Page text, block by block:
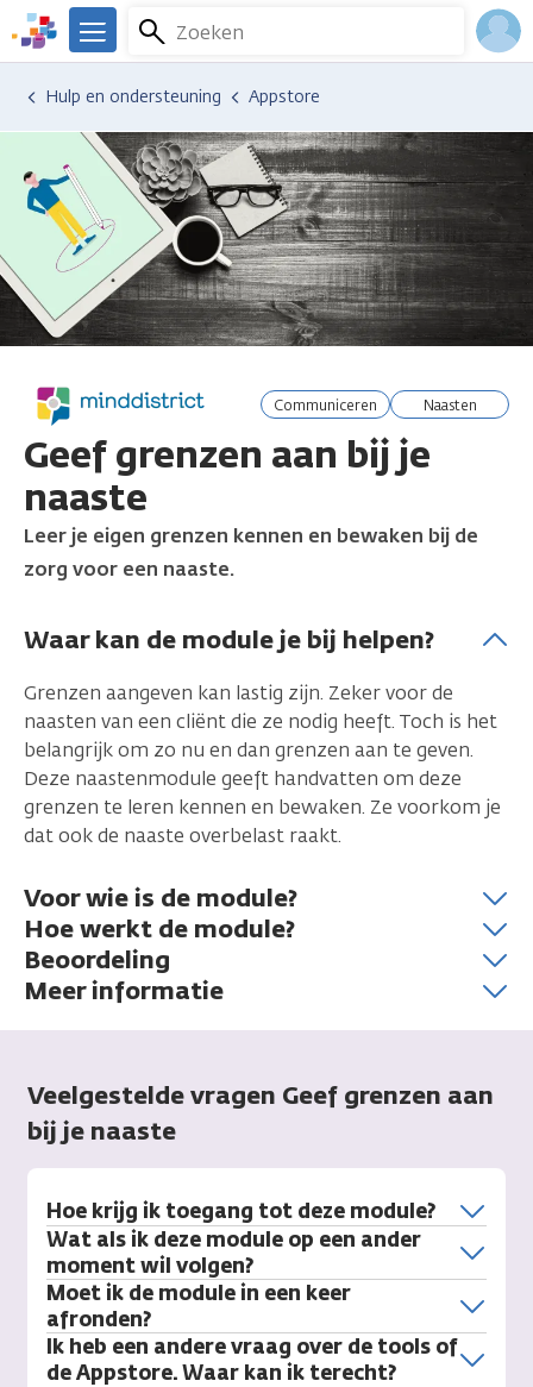
Overslaan
en
naar
inhoud
We
er
voor
Kanker.nl
Zoeken
Menu
Hulp en ondersteuning Appstore
communiceren naasten
Geef grenzen aan bij je
naaste
Leer je eigen grenzen kennen en bewaken bij de
zorg voor een naaste.
Waar kan de module je bij helpen?
Grenzen aangeven kan lastig zijn. Zeker voor de
naasten van een cliënt die ze nodig heeft. Toch is het
belangrijk om zo nu en dan grenzen aan te geven.
Deze naastenmodule geeft handvatten om deze
grenzen te leren kennen en bewaken. Ze voorkom je
dat ook de naaste overbelast raakt.
Voor wie is de module?
Hoe werkt de module?
Beoordeling
Meer informatie
Veelgestelde vragen Geef grenzen aan
bij je naaste
Hoe krijg ik toegang tot deze module?
Wat als ik deze module op een ander
moment wil volgen?
Moet ik de module in een keer
afronden?
Ik heb een andere vraag over de tools of
de Appstore. Waar kan ik terecht?